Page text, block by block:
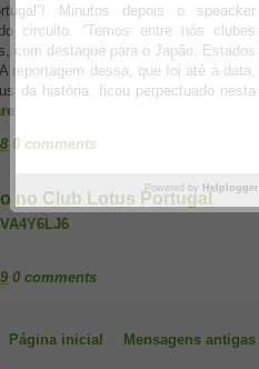
Minutos depois o speacker
circuito. “Temos entre nós clubes
com destaque para o Japão, Estados
reportagem dessa, que foi até à data,
da história, ficou perpectuado nesta
0 comments
no Club Lotus Portugal
0 comments
Mensagens antigas
Página inicial
Powered by Helplogger